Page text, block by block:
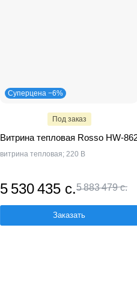
Суперцена −6%
Под заказ
Витрина тепловая Rosso HW-
витрина тепловая; 220 В
5 530 435 с.5 883 479 с.
Заказать